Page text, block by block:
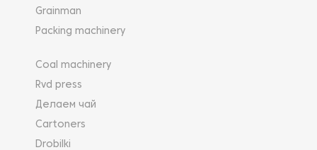
Grainman
Packing machinery
Coal machinery
Rvd press
Делаем чай
Cartoners
Drobilki